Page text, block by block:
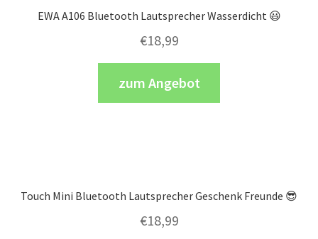
EWA A106 Bluetooth Lautsprecher Wasserdicht 😃
€18,99
zum Angebot
Touch Mini Bluetooth Lautsprecher Geschenk Freunde 😎
€18,99